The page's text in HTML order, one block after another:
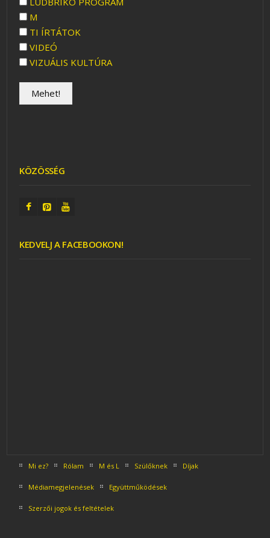
M
TI ÍRTÁTOK
VIDEÓ
VIZUÁLIS KULTÚRA
KÖZÖSSÉG
KEDVELJ A FACEBOOKON!
Mi ez? Rólam M és L Szülőknek Díjak
Médiamegjelenések Együttműködések
Szerzői jogok és feltételek